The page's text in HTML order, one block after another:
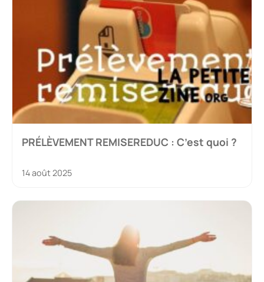
PRÉLÈVEMENT REMISEREDUC : C’est quoi ?
14 août 2025